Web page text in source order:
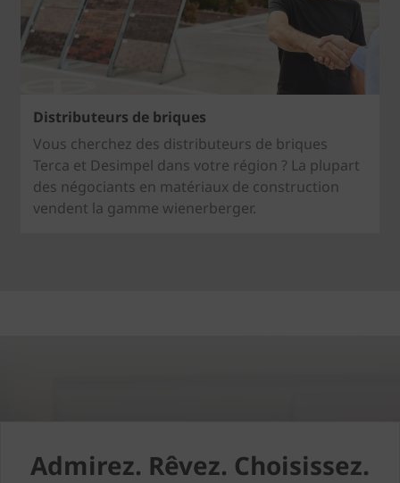
Distributeurs de briques
Vous cherchez des distributeurs de briques
Terca et Desimpel dans votre région ? La plupart
des négociants en matériaux de construction
vendent la gamme wienerberger.
Admirez. Rêvez. Choisissez.